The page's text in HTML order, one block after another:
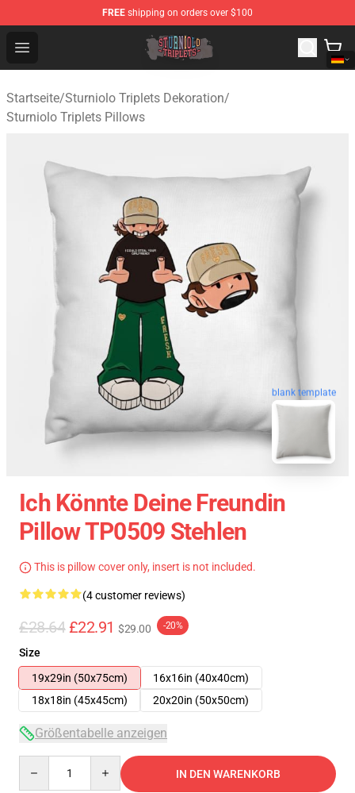
FREE shipping on orders over $100
Open menu
Sturniolo Triplets Shop - Official Sturniolo Triplets
Startseite/Sturniolo Triplets Dekoration/
Sturniolo Triplets Pillows
blank template
Ich Könnte Deine Freundin
Pillow TP0509 Stehlen
This is pillow cover only, insert is not included.
(4 customer reviews)
£28.64 £22.91 $29.00 -20%
Size
19x29in (50x75cm)
16x16in (40x40cm)
18x18in (45x45cm)
20x20in (50x50cm)
Größentabelle anzeigen
IN DEN WARENKORB